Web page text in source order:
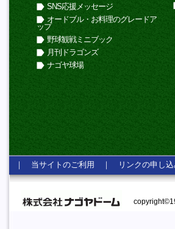
SNS応援メッセージ
オードブル・お料理のグレードア
ップ
野球観戦ミニブック
月刊ドラゴンズ
ナゴヤ球場
｜ 当サイトのご利用 ｜ リンクの申し